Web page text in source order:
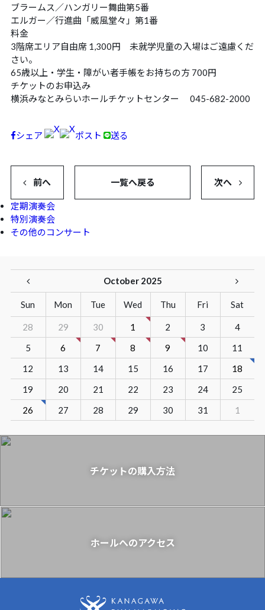
ブラームス／ハンガリー舞曲第5番
エルガー／行進曲「威風堂々」第1番
料金
3階席エリア自由席 1,300円 未就学児童の入場はご遠慮くだ
さい。
65歳以上・学生・障がい者手帳をお持ちの方 700円
チケットのお申込み
横浜みなとみらいホールチケットセンター 045-682-2000
シェア ポスト 送る
前へ 一覧へ戻る 次へ
定期演奏会
特別演奏会
その他のコンサート
October 2025
Sun Mon Tue Wed Thu Fri Sat
28 29 30 1 2 3
4
5
6 7 8 9 10
11
12
13 14 15 16 17
18
19
20 21 22 23 24
25
26
27 28 29 30 31 1
チケットの購入方法
ホールへのアクセス